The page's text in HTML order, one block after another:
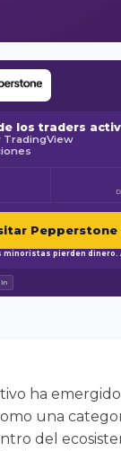
los traders
TradingView
Pepperstone
minoristas pierden dinero.
ha
una
del